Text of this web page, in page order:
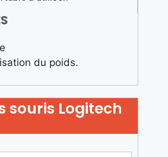
du poids.
souris Logitech